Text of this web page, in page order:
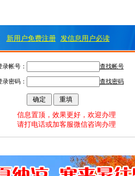
新用户免费注册 发信息用户必读
录帐号： 查找帐号
录密码： 查找密码
信息置顶，效果更好，欢迎办理
请打电话或加客服微信咨询办理